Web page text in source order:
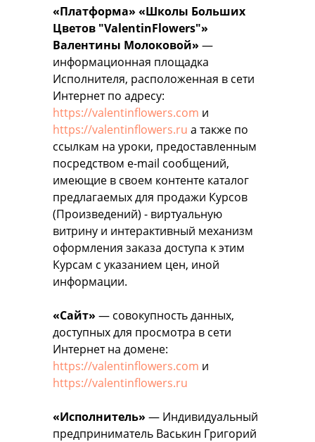
«Платформа» «Школы Больших
Цветов "ValentinFlowers"»
Валентины Молоковой» —
информационная площадка
Исполнителя, расположенная в сети
Интернет по адресу:
https://valentinflowers.com и
https://valentinflowers.ru а также по
ссылкам на уроки, предоставленным
посредством e-mail сообщений,
имеющие в своем контенте каталог
предлагаемых для продажи Курсов
(Произведений) - виртуальную
витрину и интерактивный механизм
оформления заказа доступа к этим
Курсам с указанием цен, иной
информации.
«Сайт» — совокупность данных,
доступных для просмотра в сети
Интернет на домене:
https://valentinflowers.com и
https://valentinflowers.ru
«Исполнитель» — Индивидуальный
предприниматель Васькин Григорий